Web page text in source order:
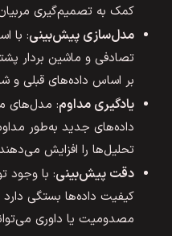
کمک به تصمیم‌گیری
مدل‌سازی پیش‌بینی: با
تصادفی و ماشین بردار
بر اساس داده‌های قبلی و
یادگیری مداوم: مدل‌های
داده‌های جدید به‌طور
تحلیل‌ها را افزایش
دقت پیش‌بینی
کیفیت داده‌ها بستگی
مصدومیت یا داوری